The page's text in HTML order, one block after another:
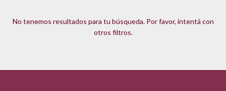
No tenemos resultados para tu búsqueda. Por favor, intentá con
otros filtros.